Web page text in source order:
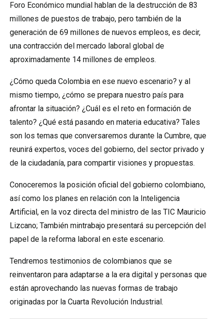
Foro Económico mundial hablan de la destrucción de 83
millones de puestos de trabajo, pero también de la
generación de 69 millones de nuevos empleos, es decir,
una contracción del mercado laboral global de
aproximadamente 14 millones de empleos.
¿Cómo queda Colombia en ese nuevo escenario? y al
mismo tiempo, ¿cómo se prepara nuestro país para
afrontar la situación? ¿Cuál es el reto en formación de
talento? ¿Qué está pasando en materia educativa? Tales
son los temas que conversaremos durante la Cumbre, que
reunirá expertos, voces del gobierno, del sector privado y
de la ciudadanía, para compartir visiones y propuestas.
Conoceremos la posición oficial del gobierno colombiano,
así como los planes en relación con la Inteligencia
Artificial, en la voz directa del ministro de las TIC Mauricio
Lizcano; También mintrabajo presentará su percepción del
papel de la reforma laboral en este escenario.
Tendremos testimonios de colombianos que se
reinventaron para adaptarse a la era digital y personas que
están aprovechando las nuevas formas de trabajo
originadas por la Cuarta Revolución Industrial.